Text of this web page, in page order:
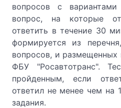
вопросов с
вопрос, на которые
ответить в течение 30
формируется из
вопросов, и размещенных
ФБУ "Росавтотранс".
пройденным, если
ответил не менее чем на
задания.